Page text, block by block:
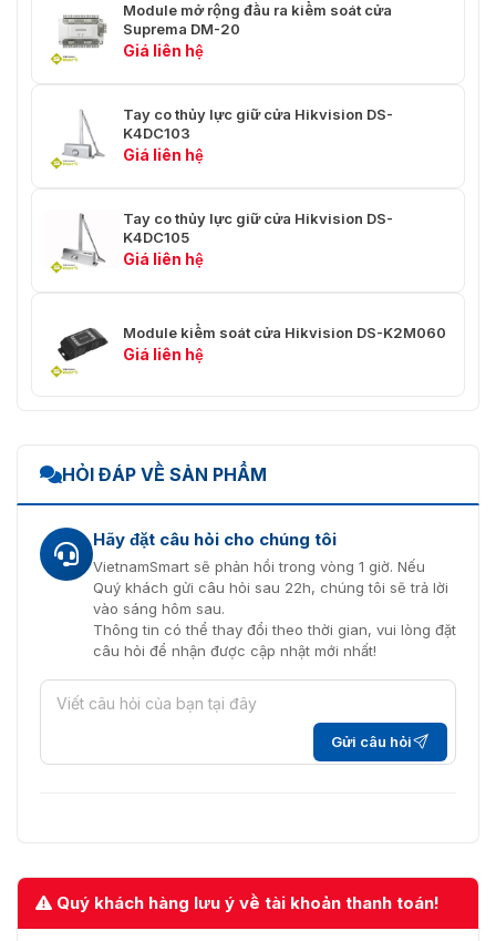
Module mở rộng đầu ra kiểm soát cửa
Suprema DM-20
Giá liên hệ
Tay co thủy lực giữ cửa Hikvision DS-
K4DC103
Giá liên hệ
Tay co thủy lực giữ cửa Hikvision DS-
K4DC105
Giá liên hệ
Module kiểm soát cửa Hikvision DS-K2M060
Giá liên hệ
HỎI ĐÁP VỀ SẢN PHẨM
Hãy đặt câu hỏi cho chúng tôi
VietnamSmart sẽ phản hồi trong vòng 1 giờ. Nếu
Quý khách gửi câu hỏi sau 22h, chúng tôi sẽ trả lời
vào sáng hôm sau.
Thông tin có thể thay đổi theo thời gian, vui lòng đặt
câu hỏi để nhận được cập nhật mới nhất!
Gửi câu hỏi
Quý khách hàng lưu ý về tài khoản thanh toán!